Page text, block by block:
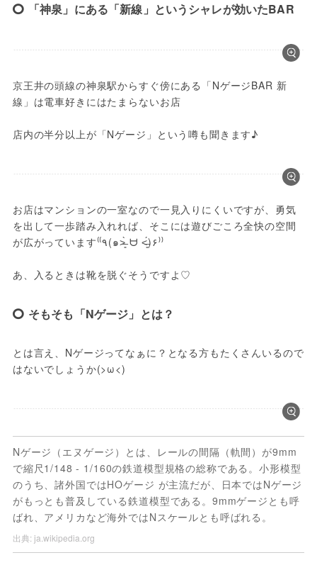
「神泉」にある「新線」というシャレが効いたBAR
京王井の頭線の神泉駅からすぐ傍にある「NゲージBAR 新
線」は電車好きにはたまらないお店
店内の半分以上が「Nゲージ」という噂も聞きます♪
お店はマンションの一室なので一見入りにくいですが、勇気
を出して一歩踏み入れれば、そこには遊びごころ全快の空間
が広がっています⁽⁽٩(๑˃̶͈̀ ᗨ ˂̶͈́)۶⁾⁾
あ、入るときは靴を脱ぐそうですよ♡
そもそも「Nゲージ」とは？
とは言え、Nゲージってなぁに？となる方もたくさんいるので
Nゲージ（エヌゲージ）とは、レールの間隔（軌間）が9mm
で縮尺1/148 - 1/160の鉄道模型規格の総称である。小形模型
のうち、諸外国ではHOゲージ が主流だが、日本ではNゲージ
がもっとも普及している鉄道模型である。9mmゲージとも呼
ばれ、アメリカなど海外ではNスケールとも呼ばれる。
出典: ja.wikipedia.org